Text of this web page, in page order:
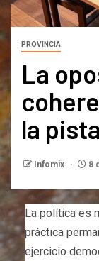
PROVINCIA
La
la
Infomix 8
La política es
práctica
ejercicio